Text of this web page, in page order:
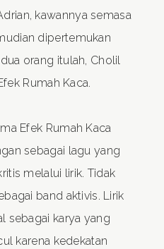
kawannya semasa
dipertemukan
orang itulah, Cholil
Rumah Kaca.
Efek Rumah Kaca
sebagai lagu yang
melalui lirik. Tidak
band aktivis. Lirik
sebagai karya yang
karena kedekatan